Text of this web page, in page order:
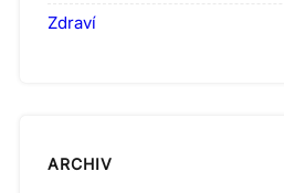
Zdraví
ARCHIV